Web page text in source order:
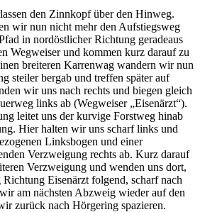
den Zinnkopf über den Hinweg.
wir nun nicht mehr den Aufstiegsweg
in nordöstlicher Richtung geradeaus
Wegweiser und kommen kurz darauf zu
breiteren Karrenwag wandern wir nun
steiler bergab und treffen später auf
wir uns nach rechts und biegen gleich
links ab (Wegweiser „Eisenärzt“).
leitet uns der kurvige Forstweg hinab
Hier halten wir uns scharf links und
Linksbogen und einer
Verzweigung rechts ab. Kurz darauf
Verzweigung und wenden uns dort,
Eisenärzt folgend, scharf nach
am nächsten Abzweig wieder auf den
zurück nach Hörgering spazieren.